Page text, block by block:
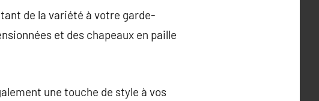
de la variété à votre garde-
et des chapeaux en paille
une touche de style à vos